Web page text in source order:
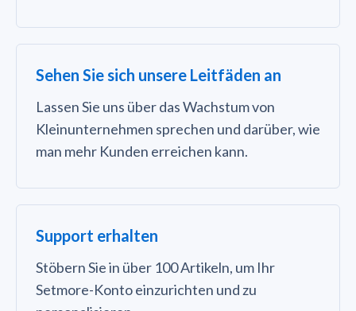
Sehen Sie sich unsere Leitfäden an
Lassen Sie uns über das Wachstum von
Kleinunternehmen sprechen und darüber, wie
man mehr Kunden erreichen kann.
Support erhalten
Stöbern Sie in über 100 Artikeln, um Ihr
Setmore-Konto einzurichten und zu